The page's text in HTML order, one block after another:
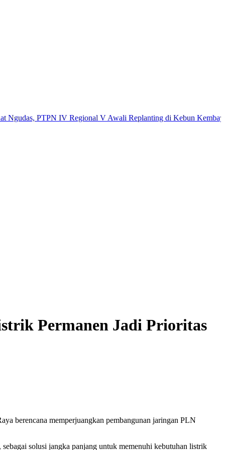
PTPN IV Regional V Awali Replanting di Kebun KembayanAKBP
Permanen Jadi Prioritas
berencana memperjuangkan pembangunan jaringan PLN
solusi jangka panjang untuk memenuhi kebutuhan listrik